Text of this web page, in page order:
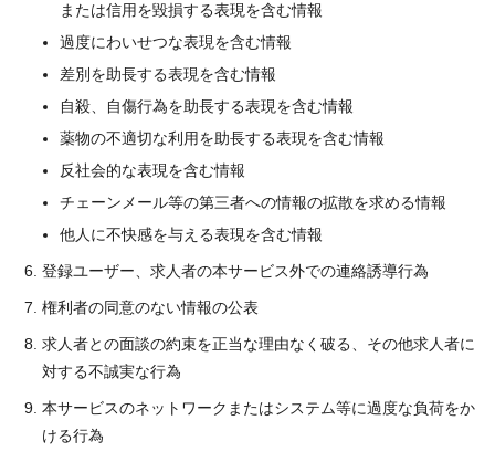
または信用を毀損する表現を含む情報
過度にわいせつな表現を含む情報
差別を助長する表現を含む情報
自殺、自傷行為を助長する表現を含む情報
薬物の不適切な利用を助長する表現を含む情報
反社会的な表現を含む情報
チェーンメール等の第三者への情報の拡散を求める情報
他人に不快感を与える表現を含む情報
登録ユーザー、求人者の本サービス外での連絡誘導行為
権利者の同意のない情報の公表
求人者との面談の約束を正当な理由なく破る、その他求人者に
対する不誠実な行為
本サービスのネットワークまたはシステム等に過度な負荷をか
ける行為